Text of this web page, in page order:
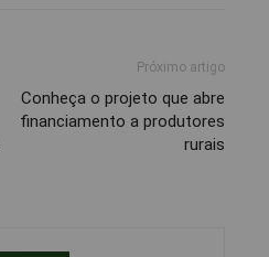
Próximo artigo
Conheça o projeto que abre
financiamento a produtores
rurais